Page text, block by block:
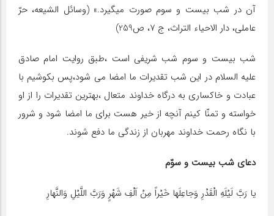
‏آن در شب بیست و سوم صورت می‏گیرد.» (وسائل الشیعه، حرّ
عاملی، دار الاحیاء التراث، ج ۷، ص259)
شب بیست و سوم شب شریفی است ،طبق روایت امام صادق
علیه السلام در این شب تقدیرات ما امضا می شود،پس بکوشیم با
عبادت و خاکساری به درگاه خداوند متعال ،بهترین تقدیرات را از او
خواسته و تمنّا کینم آنچه از خیر هست برای ما امضا شود و شرور
با نگاه رحمت خداوند مهربان از زندگی ما دفع شوند.
دعاى شب بیست و سوّم
یا رَبَّ لَیْلَهِ الْقَدْرِ وَجاعِلَها خَیْراً مِنْ اَلْفِ شَهْرٍ وَرَبَّ اللَّیْلِ وَالنَّهارِ